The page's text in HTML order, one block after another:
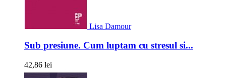
Lisa Damour
Sub presiune. Cum luptam cu stresul si...
42,86 lei